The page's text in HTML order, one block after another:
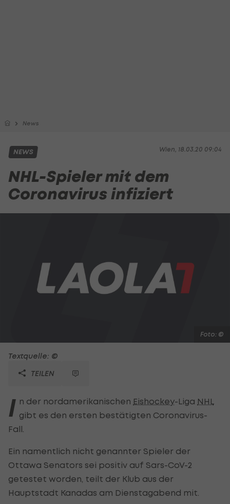
News
Wien, 18.03.20 09:04
NEWS
NHL-Spieler mit dem
Coronavirus infiziert
Foto: ©
Textquelle: ©
TEILEN
I n der nordamerikanischen Eishockey-Liga NHL
gibt es den ersten bestätigten Coronavirus-
Fall.
Ein namentlich nicht genannter Spieler der
Ottawa Senators sei positiv auf Sars-CoV-2
getestet worden, teilt der Klub aus der
Hauptstadt Kanadas am Dienstagabend mit.